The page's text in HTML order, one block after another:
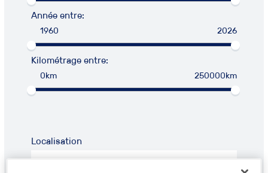
Année entre:
1960 2026
Kilométrage entre:
0km 250000km
Localisation